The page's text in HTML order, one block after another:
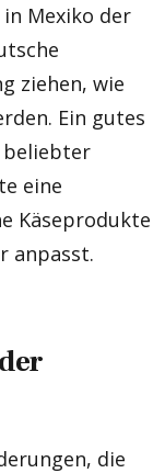
Mexiko der
ziehen, wie
Ein gutes
beliebter
eine
Käseprodukte
anpasst.
die